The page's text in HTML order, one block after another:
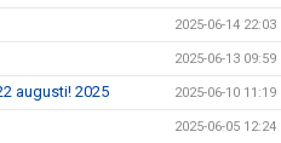
2025-06-14 22:03
2025-06-13 09:59
augusti! 2025 2025-06-10 11:19
2025-06-05 12:24